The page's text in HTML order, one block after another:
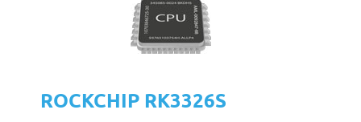
ROCKCHIP RK3326S